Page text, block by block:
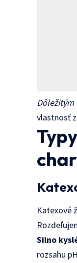
Dôležitým
vlastnosť
Katexové
Silno
rozsahu